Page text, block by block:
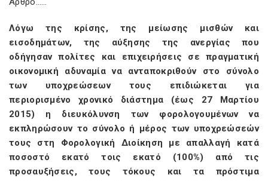
Λόγω της κρίσης, της μείωσης μισθών και
εισοδημάτων, της αύξησης της ανεργίας που
οδήγησαν πολίτες και επιχειρήσεις σε πραγματική
οικονομική αδυναμία να ανταποκριθούν στο σύνολο
των υποχρεώσεων τους επιδιώκεται για
περιορισμένο χρονικό διάστημα (έως 27 Μαρτίου
2015) η διευκόλυνση των φορολογουμένων να
εκπληρώσουν το σύνολο ή μέρος των υποχρεώσεών
τους στη Φορολογική Διοίκηση με απαλλαγή κατά
ποσοστό εκατό τοις εκατό (100%) από τις
προσαυξήσεις, τους τόκους και τα πρόστιμα